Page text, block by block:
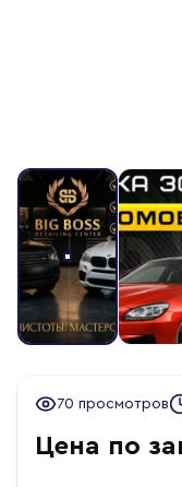
70 просмотров
Цена по